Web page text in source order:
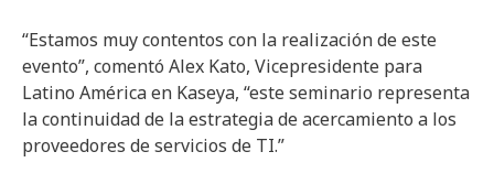
“Estamos muy contentos con la realización de este
evento”, comentó Alex Kato, Vicepresidente para
Latino América en Kaseya, “este seminario representa
la continuidad de la estrategia de acercamiento a los
proveedores de servicios de TI.”